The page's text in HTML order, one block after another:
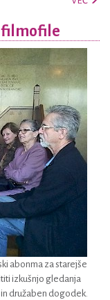
filmofile
abonma za starejše
izkušnjo gledanja
družaben dogodek.